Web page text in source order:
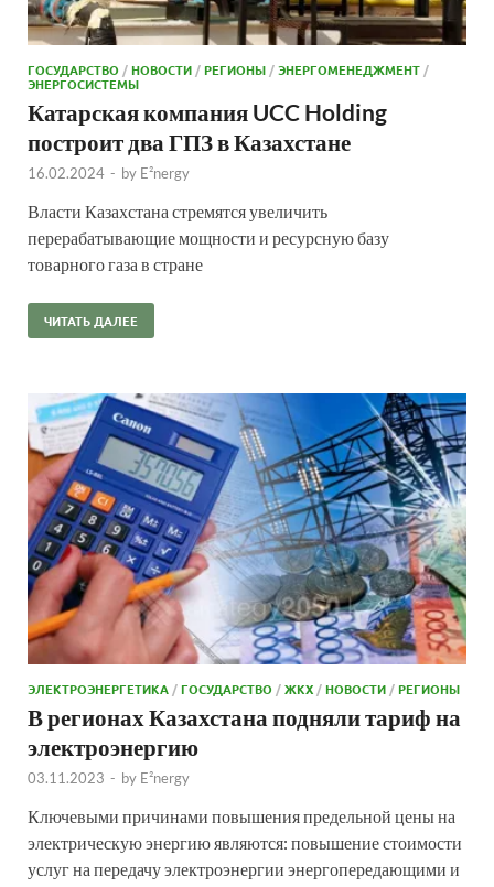
ГОСУДАРСТВО /НОВОСТИ/РЕГИОНЫ/ЭНЕРГОМЕНЕДЖМЕНТ/
ЭНЕРГОСИСТЕМЫ
Катарская компания UCC Holding
построит два ГПЗ в Казахстане
16.02.2024 - by E²nergy
Власти Казахстана стремятся увеличить
перерабатывающие мощности и ресурсную базу
товарного газа в стране
ЧИТАТЬ ДАЛЕЕ
ЭЛЕКТРОЭНЕРГЕТИКА/ГОСУДАРСТВО /ЖКХ/НОВОСТИ/РЕГИОНЫ
В регионах Казахстана подняли тариф на
электроэнергию
03.11.2023 - by E²nergy
Ключевыми причинами повышения предельной цены на
электрическую энергию являются: повышение стоимости
услуг на передачу электроэнергии энергопередающими и